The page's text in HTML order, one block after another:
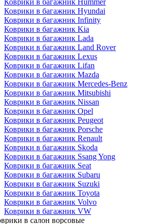
Коврики в багажник Hyundai
Коврики в багажник Infinity
Коврики в багажник Kia
Коврики в багажник Lada
Коврики в багажник Land Rover
Коврики в багажник Lexus
Коврики в багажник Lifan
Коврики в багажник Mazda
Коврики в багажник Merсedes-Benz
Коврики в багажник Mitsubishi
Коврики в багажник Nissan
Коврики в багажник Opel
Коврики в багажник Peugeot
Коврики в багажник Porsche
Коврики в багажник Renault
Коврики в багажник Skoda
Коврики в багажник Ssang Yong
Коврики в багажник Seat
Коврики в багажник Subaru
Коврики в багажник Suzuki
Коврики в багажник Toyota
Коврики в багажник Volvo
Коврики в багажник VW